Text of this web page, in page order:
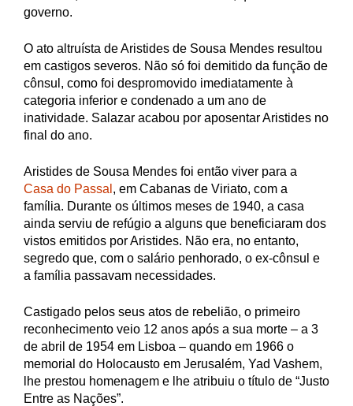
governo.
O ato altruísta de Aristides de Sousa Mendes resultou
em castigos severos. Não só foi demitido da função de
cônsul, como foi despromovido imediatamente à
categoria inferior e condenado a um ano de
inatividade. Salazar acabou por aposentar Aristides no
final do ano.
Aristides de Sousa Mendes foi então viver para a
Casa do Passal , em Cabanas de Viriato, com a
família. Durante os últimos meses de 1940, a casa
ainda serviu de refúgio a alguns que beneficiaram dos
vistos emitidos por Aristides. Não era, no entanto,
segredo que, com o salário penhorado, o ex-cônsul e
a família passavam necessidades.
Castigado pelos seus atos de rebelião, o primeiro
reconhecimento veio 12 anos após a sua morte – a 3
de abril de 1954 em Lisboa – quando em 1966 o
memorial do Holocausto em Jerusalém, Yad Vashem,
lhe prestou homenagem e lhe atribuiu o título de “Justo
Entre as Nações”.